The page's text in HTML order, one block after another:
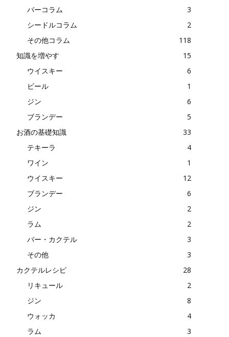
バーコラム
3
シードルコラム
2
その他コラム
118
知識を増やす
15
ウイスキー
6
ビール
1
ジン
6
ブランデー
5
お酒の基礎知識
33
テキーラ
4
ワイン
1
ウイスキー
12
ブランデー
6
ジン
2
ラム
2
バー・カクテル
3
その他
3
カクテルレシピ
28
リキュール
2
ジン
8
ウォッカ
4
ラム
3